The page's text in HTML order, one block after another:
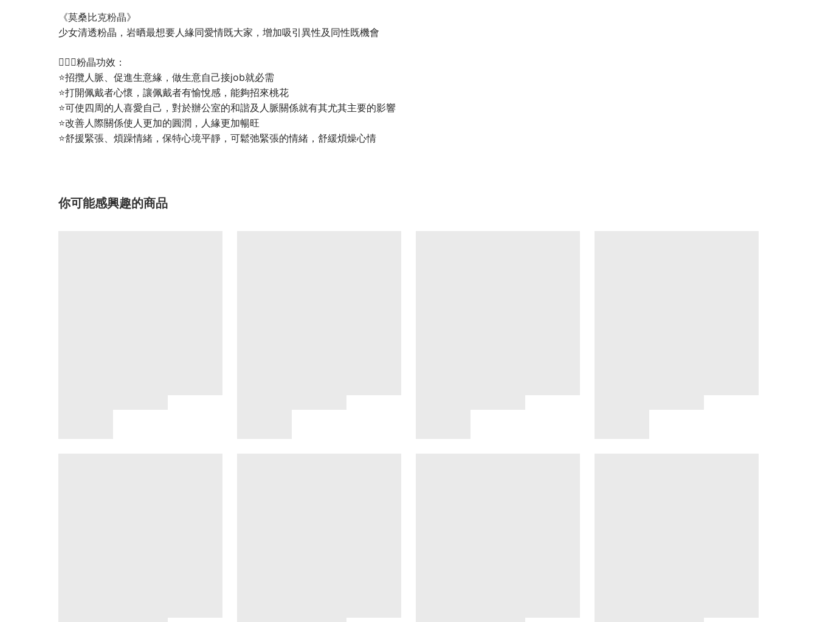
《莫桑比克粉晶》
少女清透粉晶，岩晒最想要人緣同愛情既大家，增加吸引異性及同性既機會
💁🏼‍♀️粉晶功效：
⭐招攬人脈、促進生意緣，做生意自己接job就必需
⭐打開佩戴者心懷，讓佩戴者有愉悅感，能夠招來桃花
⭐可使四周的人喜愛自己，對於辦公室的和諧及人脈關係就有其尤其主要的影響
⭐改善人際關係使人更加的圓潤，人緣更加暢旺
⭐舒援緊張、煩躁情緒，保特心境平靜，可鬆弛緊張的情緒，舒緩煩燥心情
你可能感興趣的商品